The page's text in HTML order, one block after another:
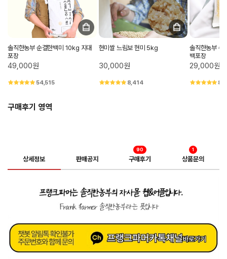
솔직한농부 순결한백미 10kg 지대
포장
49,000원
54,515
현미쌀 느림보 현미 5kg
30,000원
8,414
솔직한농부 순
백포장
29,000원
구매후기 영역
상세정보 판매공지 구매후기
90
상품문의
1